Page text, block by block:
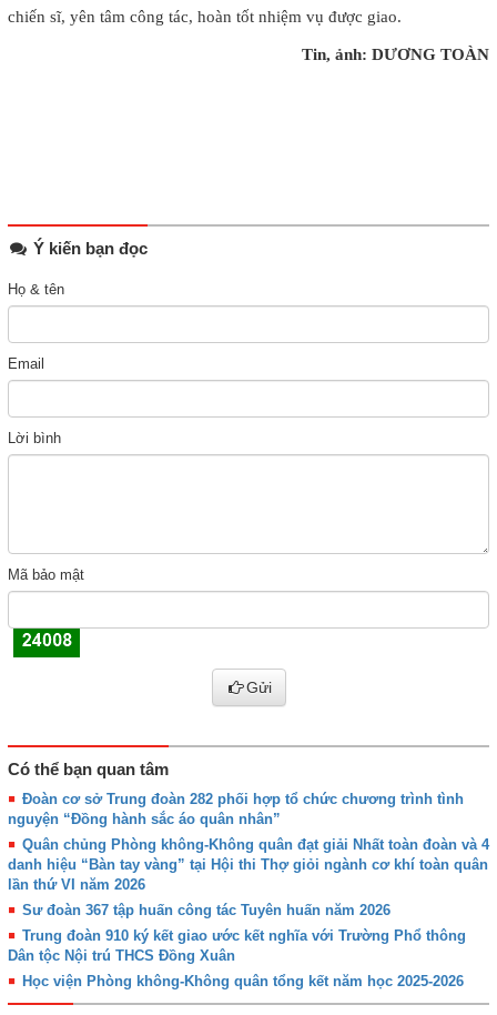
chiến sĩ, yên tâm công tác, hoàn tốt nhiệm vụ được giao.
Tin, ảnh: DƯƠNG TOÀN
Ý kiến bạn đọc
Họ & tên
Email
Lời bình
Mã bảo mật
Gửi
Có thể bạn quan tâm
Đoàn cơ sở Trung đoàn 282 phối hợp tổ chức chương trình tình
nguyện “Đồng hành sắc áo quân nhân”
Quân chủng Phòng không-Không quân đạt giải Nhất toàn đoàn và 4
danh hiệu “Bàn tay vàng” tại Hội thi Thợ giỏi ngành cơ khí toàn quân
lần thứ VI năm 2026
Sư đoàn 367 tập huấn công tác Tuyên huấn năm 2026
Trung đoàn 910 ký kết giao ước kết nghĩa với Trường Phổ thông
Dân tộc Nội trú THCS Đồng Xuân
Học viện Phòng không-Không quân tổng kết năm học 2025-2026